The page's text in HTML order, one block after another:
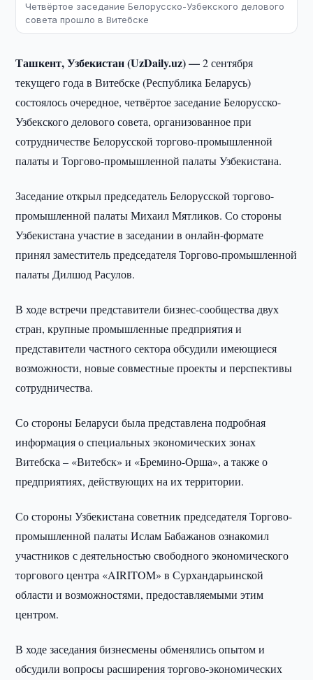
Четвёртое заседание Белорусско-Узбекского делового
совета прошло в Витебске
Ташкент, Узбекистан (UzDaily.uz) —2 сентября
текущего года в Витебске (Республика Беларусь)
состоялось очередное, четвёртое заседание Белорусско-
Узбекского делового совета, организованное при
сотрудничестве Белорусской торгово-промышленной
палаты и Торгово-промышленной палаты Узбекистана.
Заседание открыл председатель Белорусской торгово-
промышленной палаты Михаил Мятликов. Со стороны
Узбекистана участие в заседании в онлайн-формате
принял заместитель председателя Торгово-промышленной
палаты Дилшод Расулов.
В ходе встречи представители бизнес-сообщества двух
стран, крупные промышленные предприятия и
представители частного сектора обсудили имеющиеся
возможности, новые совместные проекты и перспективы
сотрудничества.
Со стороны Беларуси была представлена подробная
информация о специальных экономических зонах
Витебска – «Витебск» и «Бремино-Орша», а также о
предприятиях, действующих на их территории.
Со стороны Узбекистана советник председателя Торгово-
промышленной палаты Ислам Бабажанов ознакомил
участников с деятельностью свободного экономического
торгового центра «AIRITOM» в Сурхандарьинской
области и возможностями, предоставляемыми этим
центром.
В ходе заседания бизнесмены обменялись опытом и
обсудили вопросы расширения торгово-экономических